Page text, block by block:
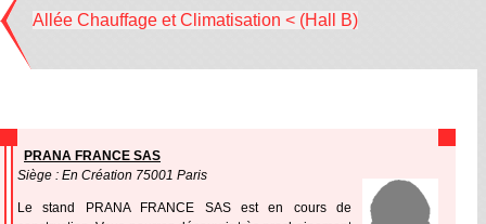
Allée Chauffage et Climatisation < (Hall B)
PRANA FRANCE SAS
Siège : En Création 75001 Paris
Le stand PRANA FRANCE SAS est en cours de